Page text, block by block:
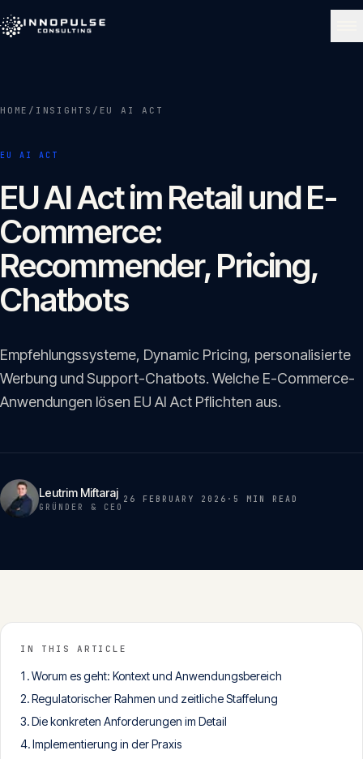
Über uns 02
Leistungen 03
Portfolio
Insights 05
Kontakt
Get in touch
CONTACT
HOME / INSIGHTS / EU AI ACT
EU AI ACT
EU AI Act im Retail und E-
Commerce:
Recommender, Pricing,
Chatbots
Empfehlungssysteme, Dynamic Pricing, personalisierte
Werbung und Support-Chatbots. Welche E-Commerce-
Anwendungen lösen EU AI Act Pflichten aus.
Leutrim Miftaraj
GRÜNDER & CEO
26 FEBRUARY 2026 · 5 MIN READ
IN THIS ARTICLE
Worum es geht: Kontext und Anwendungsbereich
Regulatorischer Rahmen und zeitliche Staffelung
Die konkreten Anforderungen im Detail
Implementierung in der Praxis